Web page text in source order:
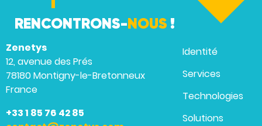
RENCONTRONS- NOUS !
Zenetys
12, avenue des Prés
78180 Montigny-le-Bretonneux
France
+33 1 85 76 42 85
Identité
Services
Technologies
Solutions